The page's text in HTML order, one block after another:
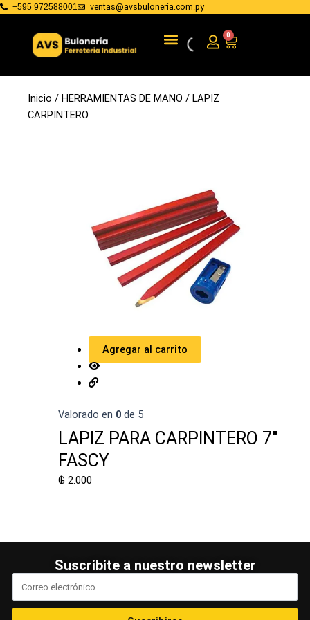
Ir
contenido
+595 972588001 ventas@avsbuloneria.com.py
Menu 0 Cart
Inicio / HERRAMIENTAS DE MANO / LAPIZ
CARPINTERO
Agregar al carrito
Valorado en 0de 5
LAPIZ PARA CARPINTERO 7"
FASCY
₲ 2.000
Suscribite a nuestro newsletter